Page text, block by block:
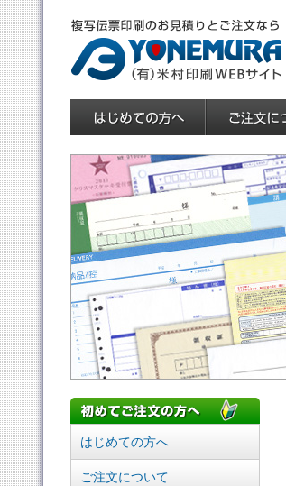
はじめての方へ
ご注文について